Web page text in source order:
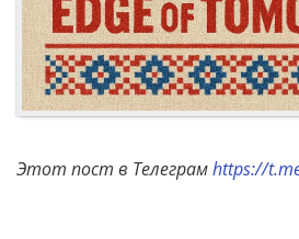
Этот пост в Телеграмhttps://